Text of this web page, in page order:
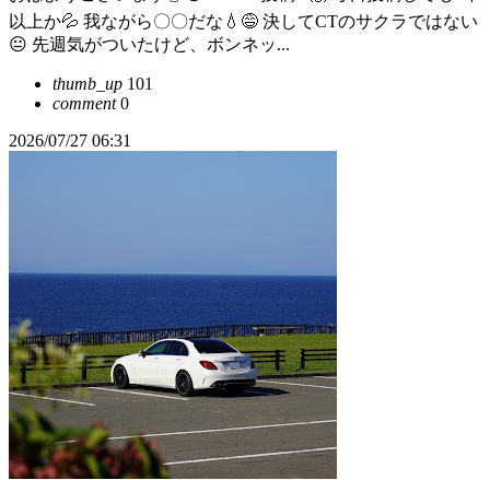
以上か💦 我ながら〇〇だな💧😅 決してCTのサクラではない
😐️ 先週気がついたけど、ボンネッ...
thumb_up 101
comment0
2026/07/27 06:31